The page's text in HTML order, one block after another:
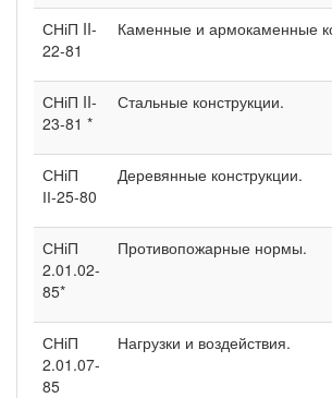
СНіП II-
22-81
Каменные и армокаменные
СНіП II-
23-81 *
Стальные конструкции.
СНіП
ІІ-25-80
Деревянные конструкции.
СНіП
2.01.02-
85*
Противопожарные нормы.
СНіП
2.01.07-
85
Нагрузки и воздействия.